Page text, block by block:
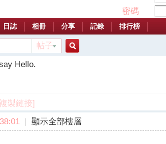
密碼
日誌 相冊 分享 記錄 排行榜
帖子
Hello.
製鏈接]
| 顯示全部樓層